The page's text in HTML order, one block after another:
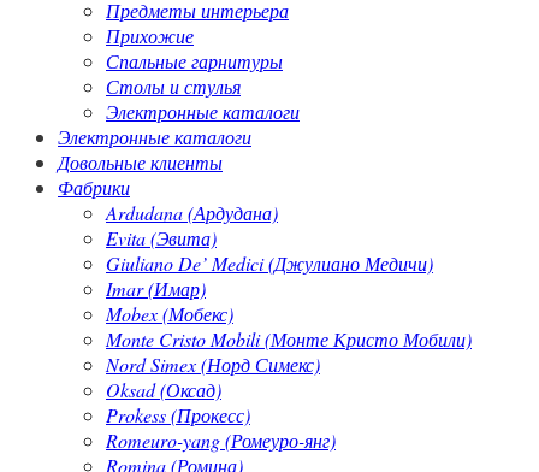
Предметы интерьера
Прихожие
Спальные гарнитуры
Столы и стулья
Электронные каталоги
Электронные каталоги
Довольные клиенты
Фабрики
Ardudana (Ардудана)
Evita (Эвита)
Giuliano De’ Medici (Джулиано Медичи)
Imar (Имар)
Mobex (Мобекс)
Monte Cristo Mobili (Монте Кристо Мобили)
Nord Simex (Норд Симекс)
Oksad (Оксад)
Prokess (Прокесс)
Romeuro-yang (Ромеуро-янг)
Romina (Ромина)